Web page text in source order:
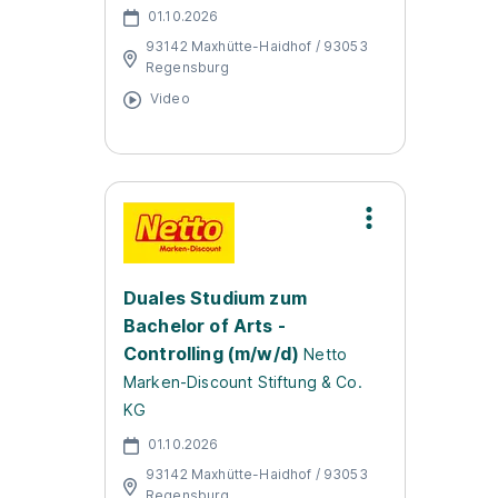
01.10.2026
93142 Maxhütte-Haidhof / 93053
Regensburg
Video
Duales Studium zum
Bachelor of Arts -
Controlling (m/w/d) Netto
Marken-Discount Stiftung & Co.
KG
01.10.2026
93142 Maxhütte-Haidhof / 93053